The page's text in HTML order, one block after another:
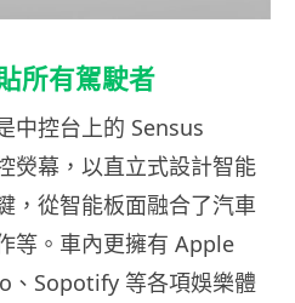
所有駕駛者
中控台上的 Sensus
熒幕，以直立式設計智能
，從智能板面融合了汽車
等。車內更擁有 Apple
、 Sopotify 等各項娛樂體